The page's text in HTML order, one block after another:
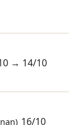
→ 14/10
16/10